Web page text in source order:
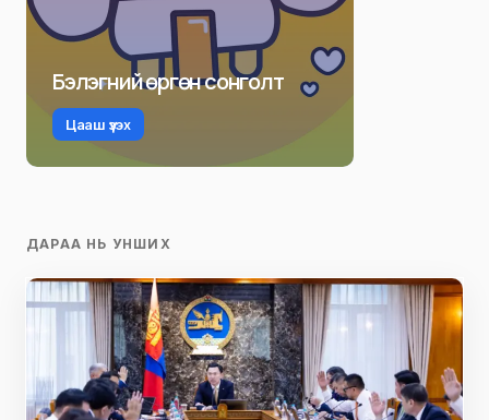
Бэлэгний өргөн сонголт
Цааш үзэх
ДАРАА НЬ УНШИХ